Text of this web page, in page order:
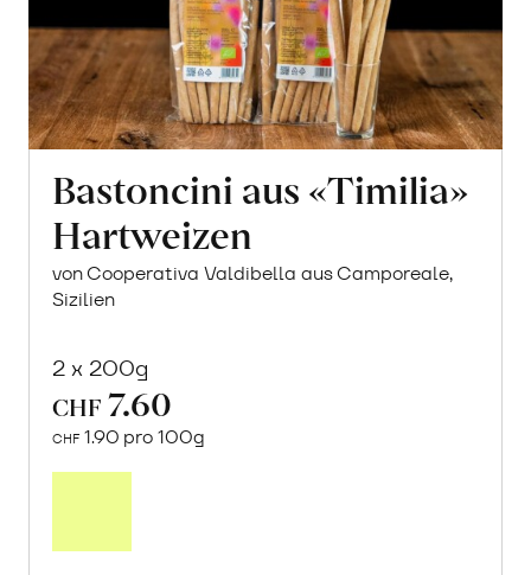
Bastoncini aus «Timilia»
Hartweizen
von Cooperativa Valdibella aus Camporeale,
Sizilien
2 x 200g
CHF 7.60
CHF 1.90 pro 100g